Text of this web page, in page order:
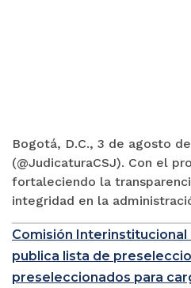
Bogotá, D.C., 3 de agosto
(@JudicaturaCSJ). Con el
fortaleciendo la
integridad en la
Comisión Interinstitucional
publica lista de
preseleccionados para